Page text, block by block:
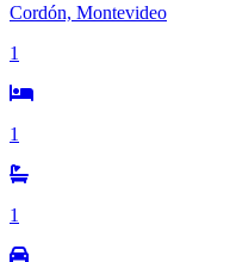
Cordón, Montevideo
1
1
1